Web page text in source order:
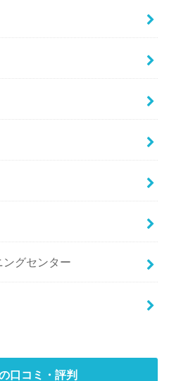
ングセンター
口コミ・評判